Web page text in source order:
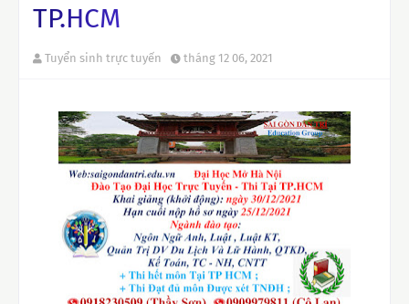
TP.HCM
Tuyển sinh trực tuyến tháng 12 06, 2021